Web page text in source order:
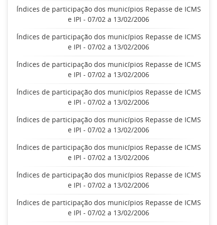
Índices de participação dos municípios Repasse de ICMS
e IPI - 07/02 a 13/02/2006
Índices de participação dos municípios Repasse de ICMS
e IPI - 07/02 a 13/02/2006
Índices de participação dos municípios Repasse de ICMS
e IPI - 07/02 a 13/02/2006
Índices de participação dos municípios Repasse de ICMS
e IPI - 07/02 a 13/02/2006
Índices de participação dos municípios Repasse de ICMS
e IPI - 07/02 a 13/02/2006
Índices de participação dos municípios Repasse de ICMS
e IPI - 07/02 a 13/02/2006
Índices de participação dos municípios Repasse de ICMS
e IPI - 07/02 a 13/02/2006
Índices de participação dos municípios Repasse de ICMS
e IPI - 07/02 a 13/02/2006